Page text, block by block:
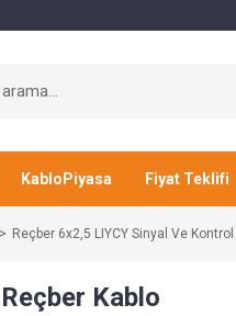
KabloPiyasa Fiyat Teklifi
Reçber 6x2,5 LIYCY Sinyal Ve
Reçber Kablo